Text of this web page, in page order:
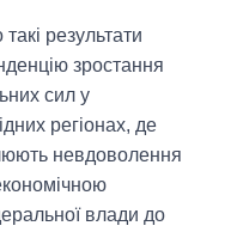
результати
зростання
сил у
регіонах, де
невдоволення
влади до